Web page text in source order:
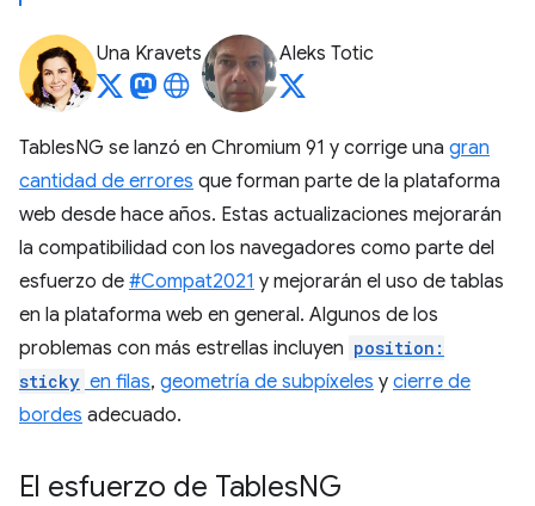
Una Kravets Aleks Totic
TablesNG se lanzó en Chromium 91 y corrige una gran
cantidad de errores que forman parte de la plataforma
web desde hace años. Estas actualizaciones mejorarán
la compatibilidad con los navegadores como parte del
esfuerzo de #Compat2021 y mejorarán el uso de tablas
en la plataforma web en general. Algunos de los
problemas con más estrellas incluyen position:
sticky en filas, geometría de subpíxeles y cierre de
bordes adecuado.
El esfuerzo de TablesNG